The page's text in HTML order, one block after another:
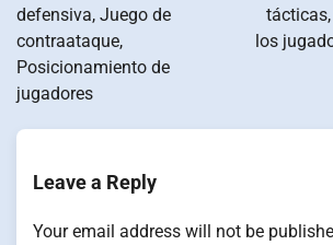
defensiva, Juego de
contraataque,
Posicionamiento de
jugadores
los
Leave a Reply
Your email address will not be